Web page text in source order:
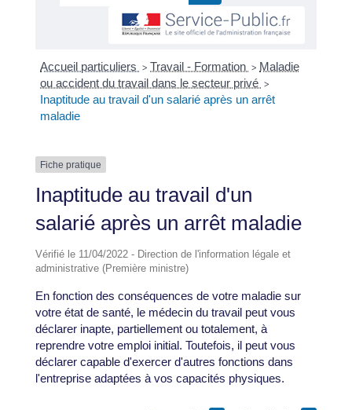
Accueil particuliers > Travail - Formation > Maladie
ou accident du travail dans le secteur privé >
Inaptitude au travail d'un salarié après un arrêt
maladie
Fiche pratique
Inaptitude au travail d'un
salarié après un arrêt maladie
Vérifié le 11/04/2022 - Direction de l'information légale et
administrative (Première ministre)
En fonction des conséquences de votre maladie sur
votre état de santé, le médecin du travail peut vous
déclarer inapte, partiellement ou totalement, à
reprendre votre emploi initial. Toutefois, il peut vous
déclarer capable d'exercer d'autres fonctions dans
l'entreprise adaptées à vos capacités physiques.